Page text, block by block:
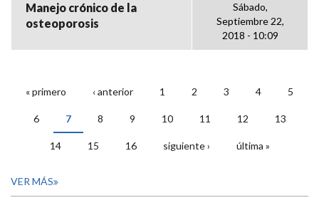
Manejo crónico de la
osteoporosis
Sábado,
Septiembre 22,
2018 - 10:09
PÁGINAS
« primero ‹ anterior 1 2 3 4 5
6 7 8 9 10 11 12 13
14 15 16 siguiente › última »
VER MÁS